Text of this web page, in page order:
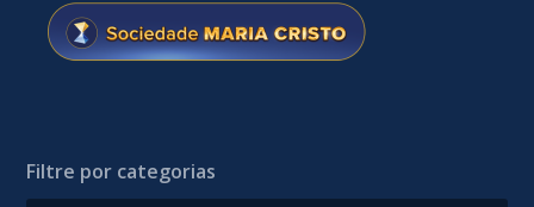
Filtre por categorias